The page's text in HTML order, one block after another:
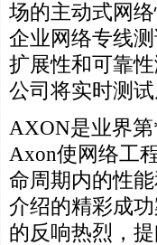
场的主动式网
企业网络专线
扩展性和可靠
公司将实时测
AXON是业界第
Axon使网络工
命周期内的性
介绍的精彩成
的反响热烈，